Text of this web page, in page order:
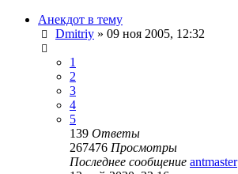
Анекдот в тему
Dmitriy » 09 ноя 2005, 12:32
1
2
3
4
5
139 Ответы
267476 Просмотры
Последнее сообщение antmaster